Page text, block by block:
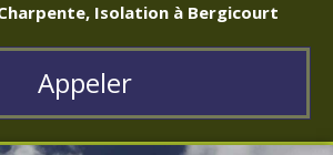
Isolation à Bergicourt
Appeler